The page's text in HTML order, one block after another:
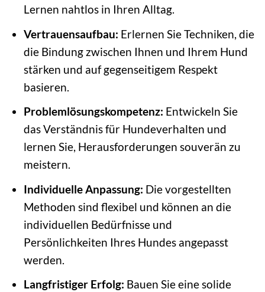
Lernen nahtlos in Ihren Alltag.
Vertrauensaufbau: Erlernen Sie Techniken, die
die Bindung zwischen Ihnen und Ihrem Hund
stärken und auf gegenseitigem Respekt
basieren.
Problemlösungskompetenz: Entwickeln Sie
das Verständnis für Hundeverhalten und
lernen Sie, Herausforderungen souverän zu
meistern.
Individuelle Anpassung: Die vorgestellten
Methoden sind flexibel und können an die
individuellen Bedürfnisse und
Persönlichkeiten Ihres Hundes angepasst
werden.
Langfristiger Erfolg: Bauen Sie eine solide